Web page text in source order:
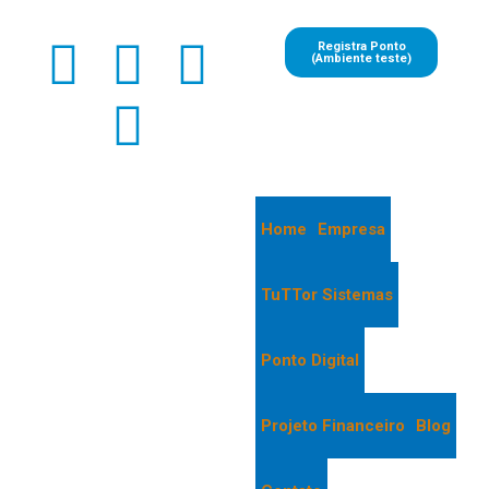
Registra Ponto
(Ambiente teste)
Home Empresa
TuTTor Sistemas
Ponto Digital
Projeto Financeiro Blog